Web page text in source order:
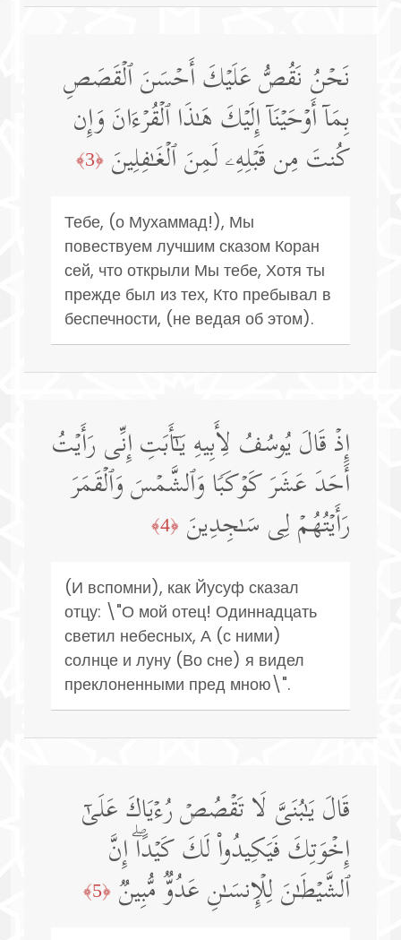
نَحۡنُ نَقُصُّ عَلَیۡكَ أَحۡسَنَ ٱلۡقَصَصِ
بِمَاۤ أَوۡحَیۡنَاۤ إِلَیۡكَ هَـٰذَا ٱلۡقُرۡءَانَ وَإِن
كُنتَ مِن قَبۡلِهِۦ لَمِنَ ٱلۡغَـٰفِلِینَ ﴿3﴾
Тебе, (о Мухаммад!), Мы
повествуем лучшим сказом Коран
сей, что открыли Мы тебе, Хотя ты
прежде был из тех, Кто пребывал в
беспечности, (не ведая об этом).
إِذۡ قَالَ یُوسُفُ لِأَبِیهِ یَـٰۤأَبَتِ إِنِّی رَأَیۡتُ
أَحَدَ عَشَرَ كَوۡكَبࣰا وَٱلشَّمۡسَ وَٱلۡقَمَرَ
رَأَیۡتُهُمۡ لِی سَـٰجِدِینَ ﴿4﴾
(И вспомни), как Йусуф сказал
отцу: \"О мой отец! Одиннадцать
светил небесных, А (с ними)
солнце и луну (Во сне) я видел
преклоненными пред мною\".
قَالَ یَـٰبُنَیَّ لَا تَقۡصُصۡ رُءۡیَاكَ عَلَىٰۤ
إِخۡوَتِكَ فَیَكِیدُوا۟ لَكَ كَیۡدًاۖ إِنَّ
ٱلشَّیۡطَـٰنَ لِلۡإِنسَـٰنِ عَدُوࣱّ مُّبِینࣱ ﴿5﴾